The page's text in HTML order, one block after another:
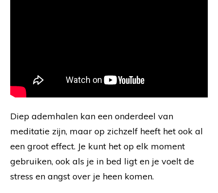
Diep ademhalen kan een onderdeel van
meditatie zijn, maar op zichzelf heeft het ook al
een groot effect. Je kunt het op elk moment
gebruiken, ook als je in bed ligt en je voelt de
stress en angst over je heen komen.